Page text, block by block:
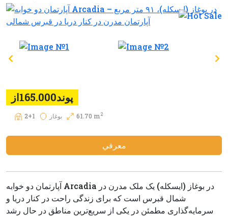
پوند165.000از
2+1 بوغاز 61.70 m2
معرفي
آپارتمان دو خوابه Arcadia در بوغاز (ایسکله) یک ملک مدرن در
شمال قبرس است که برای زندگی راحت در کنار دریا و
سرمایه‌گذاری مطمئن در یکی از سریع‌ترین مناطق در حال رشد